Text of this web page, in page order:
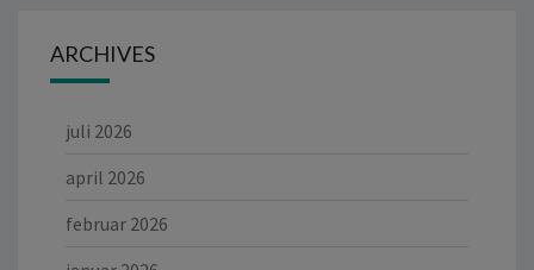
ARCHIVES
juli 2026
april 2026
februar 2026